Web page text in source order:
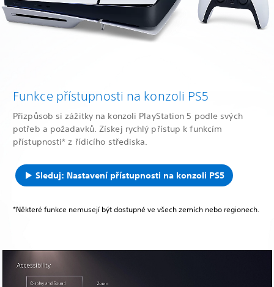
Funkce přístupnosti na konzoli PS5
Přizpůsob si zážitky na konzoli PlayStation 5 podle svých
potřeb a požadavků. Získej rychlý přístup k funkcím
přístupnosti* z řídicího střediska.
Sleduj: Nastavení přístupnosti na konzoli PS5
*Některé funkce nemusejí být dostupné ve všech zemích nebo regionech.